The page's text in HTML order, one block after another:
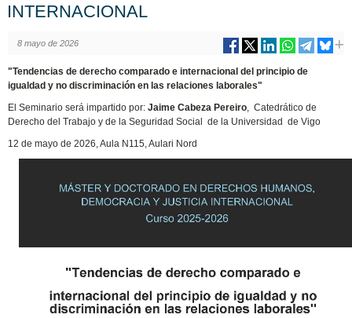
INTERNACIONAL
8 mayo de 2026
"Tendencias de derecho comparado e internacional del principio de
igualdad y no discriminación en las relaciones laborales"
El Seminario será impartido por:Jaime Cabeza Pereiro , Catedrático de
Derecho del Trabajo y de la Seguridad Social de la Universidad de Vigo
12 de mayo de 2026, Aula N115, Aulari Nord